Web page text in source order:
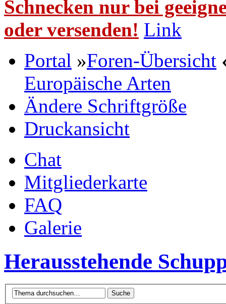
Schnecken nur bei
oder versenden! Link
Portal »Foren-Übersicht
Europäische Arten
Ändere Schriftgröße
Druckansicht
Chat
Mitgliederkarte
FAQ
Galerie
Herausstehende